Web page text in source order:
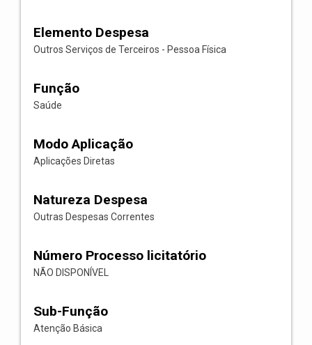
Elemento Despesa
Outros Serviços de Terceiros - Pessoa Física
Função
Saúde
Modo Aplicação
Aplicações Diretas
Natureza Despesa
Outras Despesas Correntes
Número Processo licitatório
NÃO DISPONÍVEL
Sub-Função
Atenção Básica